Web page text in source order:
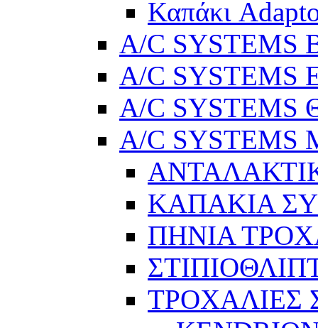
Καπάκι
A/C SYSTEMS
A/C SYSTEMS
A/C SYSTEMS
A/C SYSTEMS
ΚΑΠΑΚΙΑ
ΠΗΝΙΑ
ΤΡΟΧΑΛΙΕΣ